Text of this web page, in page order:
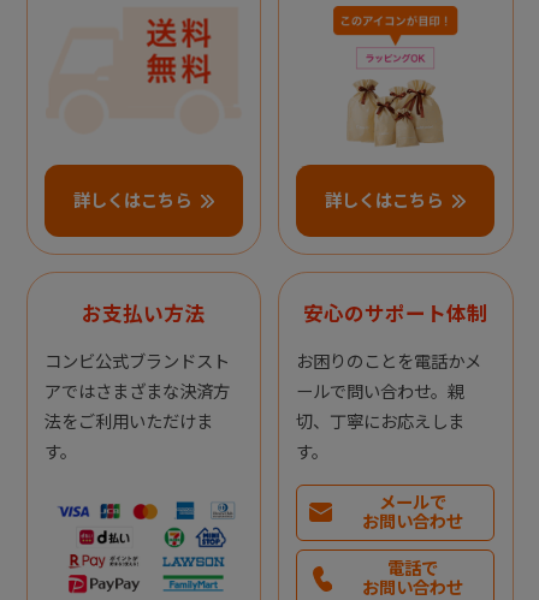
詳しくはこちら 詳しくはこちら
お支払い方法
コンビ公式ブランドスト
アではさまざまな決済方
法をご利用いただけま
す。
安心のサポート体制
お困りのことを電話かメ
ールで問い合わせ。親
切、丁寧にお応えしま
す。
メールで
お問い合わせ
電話で
お問い合わせ